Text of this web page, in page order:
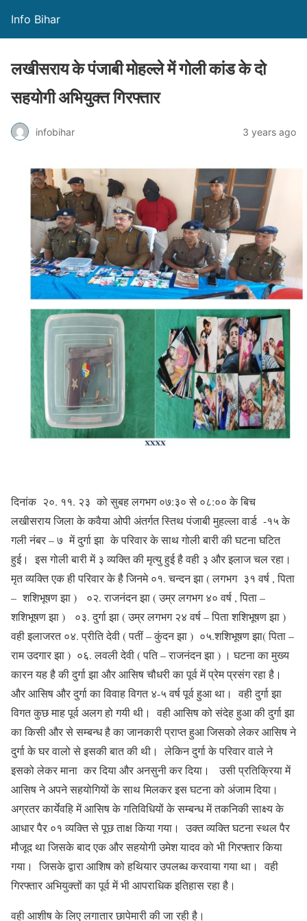
Info Bihar
लखीसराय के पंजाबी मोहल्ले में गोली कांड के दो
सहयोगी अभियुक्त गिरफ्तार
infobihar 3 years ago
दिनांक २०. ११. २३ को सुबह लगभग ०७:३० से ०८:०० के बिच
लखीसराय जिला के कवैया ओपी अंतर्गत स्तिथ पंजाबी मुहल्ला वार्ड -१५ के
गली नंबर – ७ में दुर्गा झा के परिवार के साथ गोली बारी की घटना घटित
हुई। इस गोली बारी में ३ व्यक्ति की मृत्यु हुई है वही ३ और इलाज चल रहा।
मृत व्यक्ति एक ही परिवार के है जिनमे ०१. चन्दन झा ( लगभग ३१ वर्ष , पिता
– शशिभूषण झा ) ०२. राजनंदन झा ( उम्र लगभग ४० वर्ष , पिता –
शशिभूषण झा ) ०३. दुर्गा झा ( उम्र लगभग २४ वर्ष – पिता शशिभूषण झा )
वही इलाजरत ०४. प्रीति देवी ( पतीं – कुंदन झा ) ०५.शशिभूषण झा( पिता –
राम उदगार झा ) ०६. लवली देवी ( पति – राजनंदन झा ) । घटना का मुख्य
कारन यह है की दुर्गा झा और आसिष चौधरी का पूर्व में प्रेम प्रसंग रहा है।
और आसिष और दुर्गा का विवाह विगत ४-५ वर्ष पूर्व हुआ था। वही दुर्गा झा
विगत कुछ माह पूर्व अलग हो गयी थी। वही आसिष को संदेह हुआ की दुर्गा झा
का किसी और से सम्बन्ध है का जानकारी प्राप्त हुआ जिसको लेकर आसिष ने
दुर्गा के घर वालो से इसकी बात की थी। लेकिन दुर्गा के परिवार वाले ने
इसको लेकर माना कर दिया और अनसुनी कर दिया। उसी प्रतिक्रिया में
आसिष ने अपने सहयोगियों के साथ मिलकर इस घटना को अंजाम दिया।
अग्रतर कार्येवहि में आसिष के गतिविधियों के सम्बन्ध में तकनिकी साक्ष्य के
आधार पैर ०१ व्यक्ति से पूछ ताक्ष किया गया। उक्त व्यक्ति घटना स्थल पैर
मौजूद था जिसके बाद एक और सहयोगी उमेश यादव को भी गिरफ्तार किया
गया। जिसके द्वारा आशिष को हथियार उपलब्ध करवाया गया था। वही
गिरफ्तार अभियुक्तों का पूर्व में भी आपराधिक इतिहास रहा है।
वही आशीष के लिए लगातार छापेमारी की जा रही है।